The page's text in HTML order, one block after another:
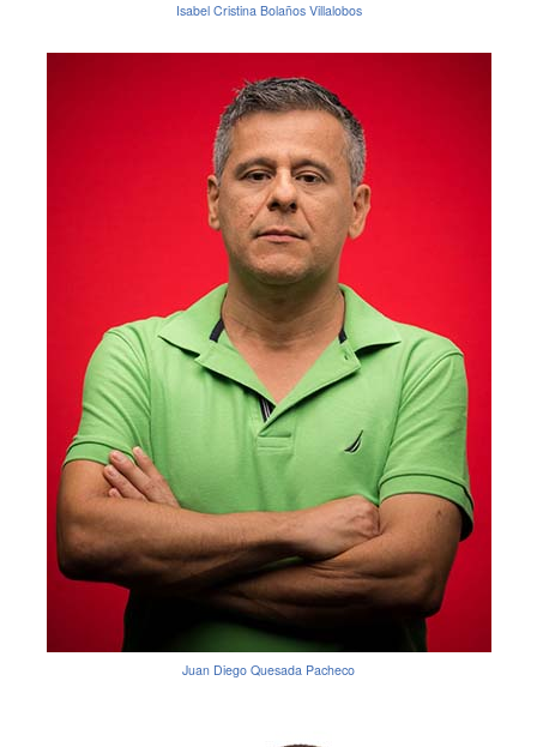
Isabel Cristina Bolaños Villalobos
Juan Diego Quesada Pacheco